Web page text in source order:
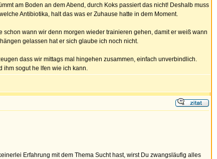
am Boden an dem Abend, durch Koks passiert das nicht! Deshalb muss
Antibiotika, halt das was er Zuhause hatte in dem Moment.
wann wir denn morgen wieder trainieren gehen, damit er weiß wann
gelassen hat er sich glaube ich noch nicht.
dass wir mittags mal hingehen zusammen, einfach unverbindlich.
ihm sogut he lfen wie ich kann.
Erfahrung mit dem Thema Sucht hast, wirst Du zwangsläufig alles